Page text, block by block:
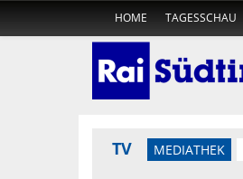
HOME TAGESSCHAU
TV MEDIATHEK